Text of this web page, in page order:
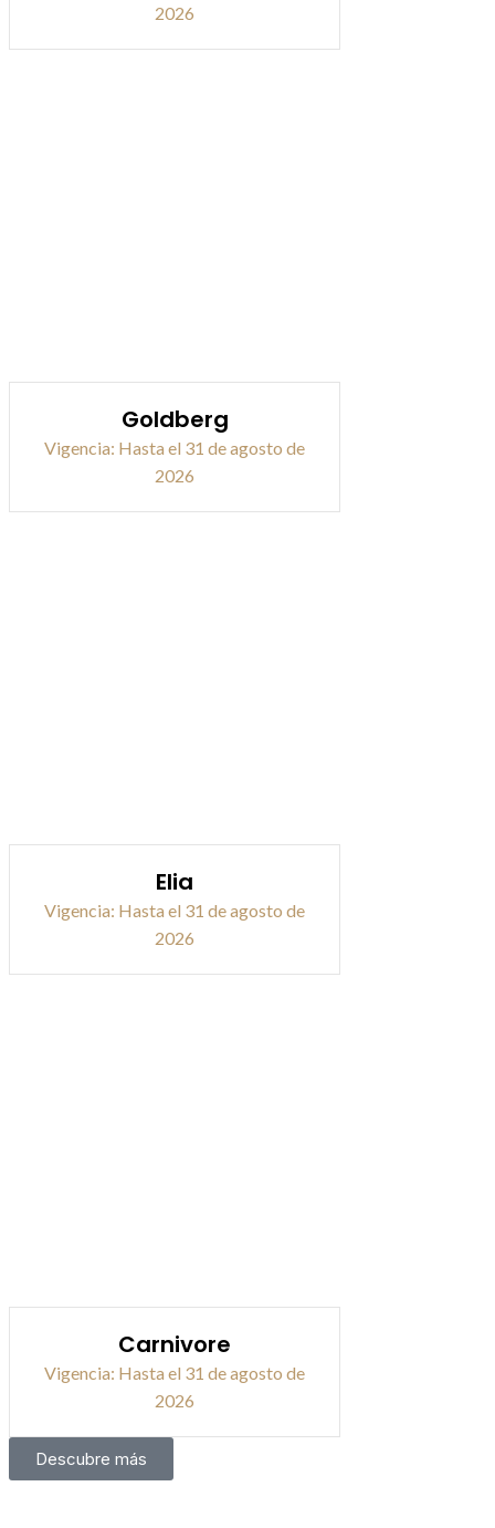
2026
Goldberg
Vigencia: Hasta el 31 de agosto de
2026
Elia
Vigencia: Hasta el 31 de agosto de
2026
Carnivore
Vigencia: Hasta el 31 de agosto de
2026
Descubre más